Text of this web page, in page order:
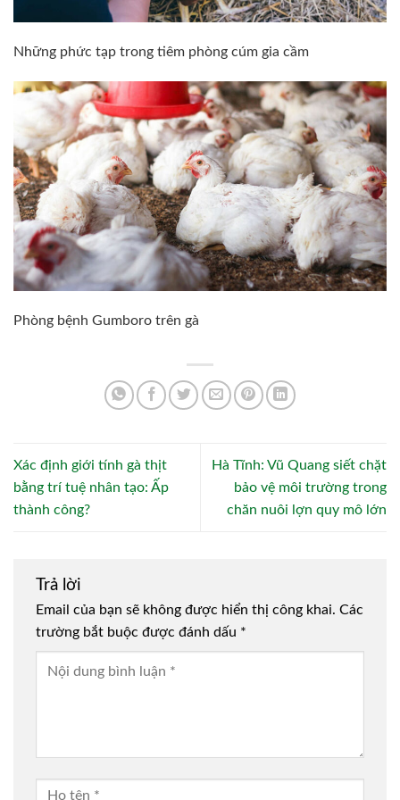
Những phức tạp trong tiêm phòng cúm gia cầm
Phòng bệnh Gumboro trên gà
Xác định giới tính gà thịt
bằng trí tuệ nhân tạo: Ấp
thành công?
Hà Tĩnh: Vũ Quang siết chặt
bảo vệ môi trường trong
chăn nuôi lợn quy mô lớn
Trả lời
Email của bạn sẽ không được hiển thị công khai. Các
trường bắt buộc được đánh dấu *